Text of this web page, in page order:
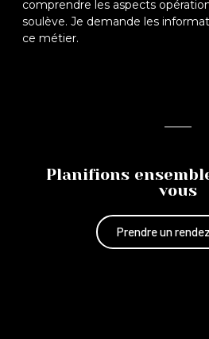
comprendre les aspects
soulève. Je demande les
ce métier.
Planifions
vous
Prendre un